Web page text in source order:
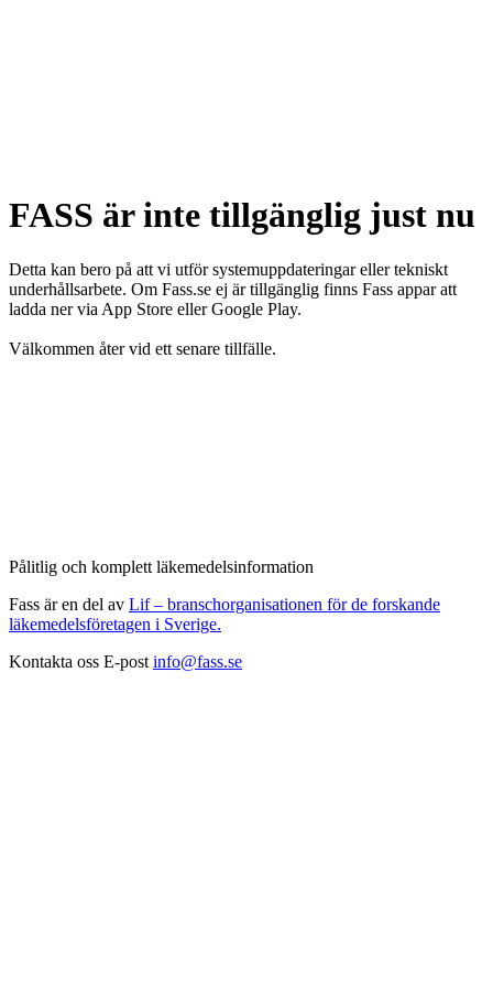
FASS är inte tillgänglig just nu
Detta kan bero på att vi utför systemuppdateringar eller tekniskt
underhållsarbete. Om Fass.se ej är tillgänglig finns Fass appar att
ladda ner via App Store eller Google Play.
Välkommen åter vid ett senare tillfälle.
Pålitlig och komplett läkemedelsinformation
Fass är en del av Lif – branschorganisationen för de forskande
läkemedelsföretagen i Sverige.
Kontakta oss E-post info@fass.se